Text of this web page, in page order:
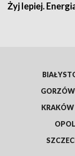
Żyj lepiej.
KRAKÓW